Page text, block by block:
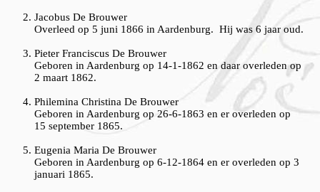
Jacobus De Brouwer
Overleed op 5 juni 1866 in Aardenburg. Hij was 6 jaar oud.
Pieter Franciscus De Brouwer
Geboren in Aardenburg op 14-1-1862 en daar overleden op
2 maart 1862.
Philemina Christina De Brouwer
Geboren in Aardenburg op 26-6-1863 en er overleden op
15 september 1865.
Eugenia Maria De Brouwer
Geboren in Aardenburg op 6-12-1864 en er overleden op 3
januari 1865.